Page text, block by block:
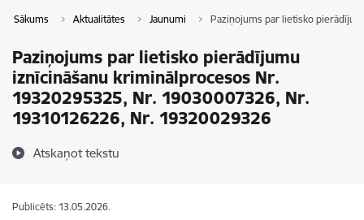
Sākums Aktualitātes Jaunumi Paziņojums par lietisko
Paziņojums par lietisko pierādījumu
iznīcināšanu kriminālprocesos Nr.
19320295325, Nr. 19030007326, Nr.
19310126226, Nr. 19320029326
Atskaņot tekstu
Publicēts: 13.05.2026.